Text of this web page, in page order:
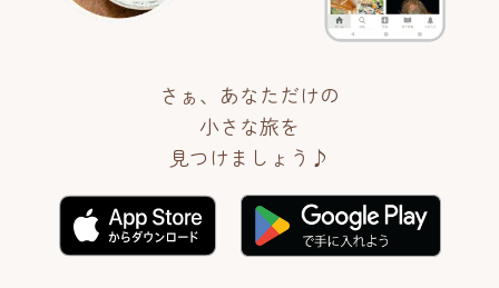
さぁ、あなただけの
小さな旅を
見つけましょう♪